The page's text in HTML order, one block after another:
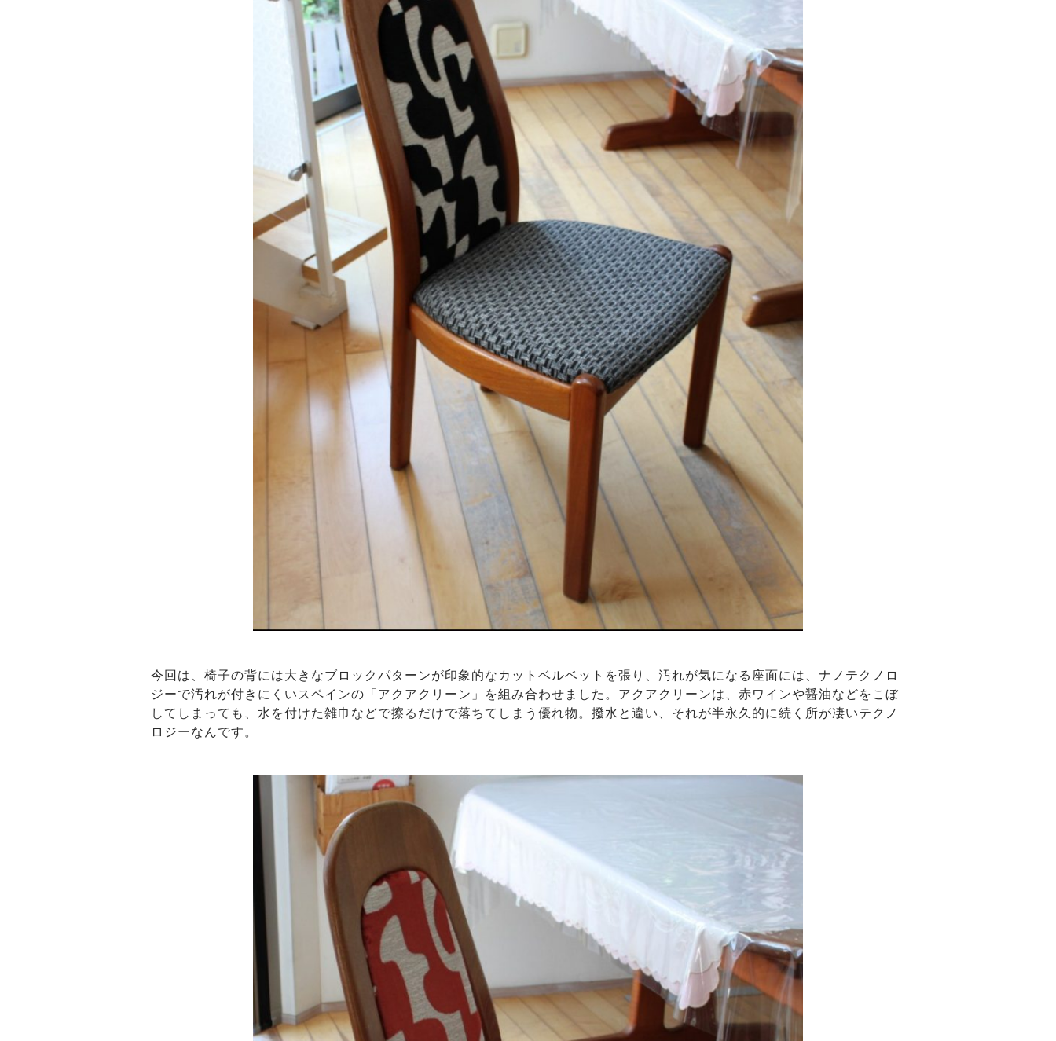
今回は、椅子の背には大きなブロックパターンが印象的なカットベルベットを張り、汚れが気になる座面には、ナノテクノロ
ジーで汚れが付きにくいスペインの「アクアクリーン」を組み合わせました。アクアクリーンは、赤ワインや醤油などをこぼ
してしまっても、水を付けた雑巾などで擦るだけで落ちてしまう優れ物。撥水と違い、それが半永久的に続く所が凄いテクノ
ロジーなんです。